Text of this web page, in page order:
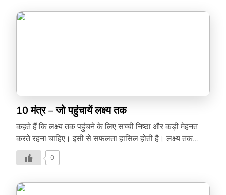
10 मंत्र – जो पहुंचायें लक्ष्य तक
कहते हैं कि लक्ष्य तक पहुंचने के लिए सच्ची निष्ठा और कड़ी मेहनत
करते रहना चाहिए। इसी से सफलता हासिल होती है। लक्ष्य तक
पहुंचने के लिए जानिए कुछ महान हस्तियों के विचार –
0